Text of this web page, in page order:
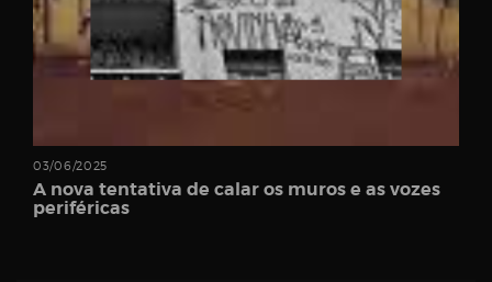
03/06/2025
A nova tentativa de calar os muros e as vozes
periféricas